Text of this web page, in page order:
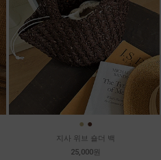
● ●
지사 위브 숄더 백
25,000원